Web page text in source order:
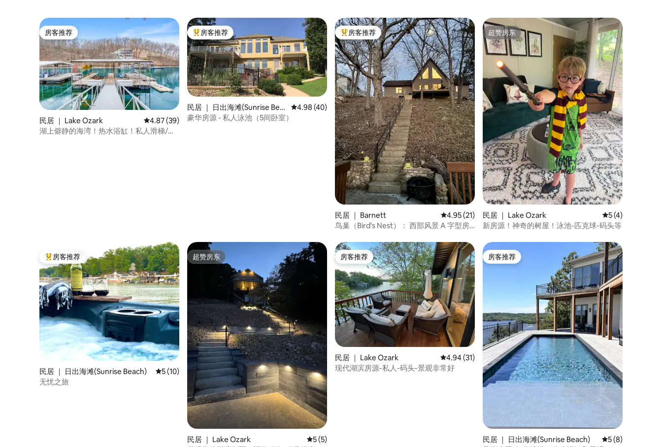
房客推荐
房客推荐
民居 ｜ Lake Ozark 平均评分 4.87 分（满分 5 分），共 39 条评价
4.87 (39)
湖上僻静的海湾！热水浴缸！私人滑梯/码
热门「房客推荐」
房客推荐
民居 ｜ 日出海滩(Sunrise Bea
ch)
平均评分 4.98 分（满分 5 分），共 40 条评价
4.98 (40)
豪华房源 - 私人泳池（5间卧室）
热门「房客推荐」
房客推荐
民居 ｜ Barnett 平均评分 4.95 分（满分 5 分），共 21 条评价
4.95 (21)
鸟巢（Bird's Nest）： 西部风景 A 字型房
超赞房东
超赞房东
民居 ｜ Lake Ozark 平均评分 5 分（
5 (4)
新房源！神奇的树屋！泳池-匹克球-码头等
热门「房客推荐」
房客推荐
民居 ｜ 日出海滩(Sunrise Beach) 平均评分 5 分（满分 5 分），共 10 条评价
5 (10)
无忧之旅
超赞房东
超赞房东
民居 ｜ Lake Ozark 平均评分 5 分（满分 5 分），共 5 条评价
5 (5)
房客推荐
房客推荐
民居 ｜ Lake Ozark 平均评分 4.94 分（满分 5 分），共 31 条评价
4.94 (31)
现代湖滨房源-私人-码头-景观非常好
房客推荐
房客推荐
民居 ｜ 日出海滩(Sunrise Beach) 平均评分 5 分（
5 (8)